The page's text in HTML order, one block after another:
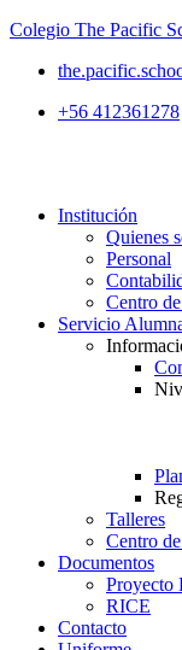
Colegio The Pacific
+56 412361278
Institución
Quienes
Personal
Centro
Servicio
Talleres
Centro
Documentos
Proyecto
RICE
Contacto